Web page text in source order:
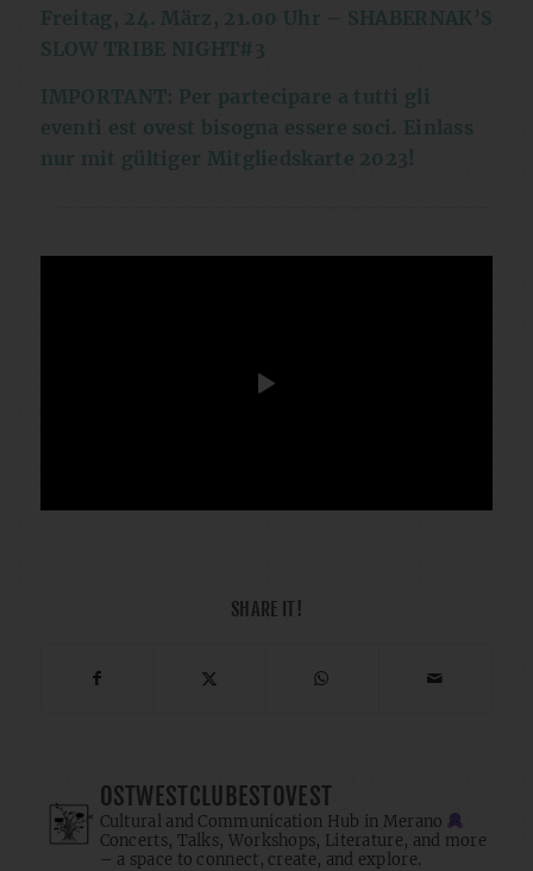
Freitag, 24. März, 21.00 Uhr – SHABERNAK’S
SLOW TRIBE NIGHT#3
IMPORTANT: Per partecipare a tutti gli
eventi est ovest bisogna essere soci. Einlass
nur mit gültiger Mitgliedskarte 2023!
SHARE IT!
OSTWESTCLUBESTOVEST
Cultural and Communication Hub in Merano
Concerts, Talks, Workshops, Literature, and more
– a space to connect, create, and explore.